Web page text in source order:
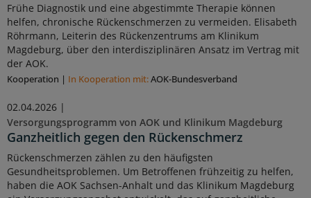
Frühe Diagnostik und eine abgestimmte Therapie können
helfen, chronische Rückenschmerzen zu vermeiden. Elisabeth
Röhrmann, Leiterin des Rückenzentrums am Klinikum
Magdeburg, über den interdisziplinären Ansatz im Vertrag mit
der AOK.
Kooperation | In Kooperation mit:AOK-Bundesverband
02.04.2026 |
Versorgungsprogramm von AOK und Klinikum Magdeburg
Ganzheitlich gegen den Rückenschmerz
Rückenschmerzen zählen zu den häufigsten
Gesundheitsproblemen. Um Betroffenen frühzeitig zu helfen,
haben die AOK Sachsen-Anhalt und das Klinikum Magdeburg